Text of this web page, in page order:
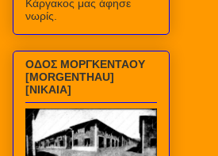
Κάργακος μας άφησε
νωρίς.
ΟΔΟΣ ΜΟΡΓΚΕΝΤΑΟΥ
[MORGENTHAU]
[ΝΙΚΑΙΑ]